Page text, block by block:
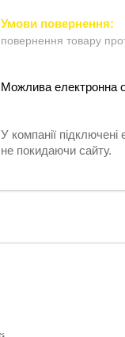
повернення товару
У компанії
не покидаючи сайту.